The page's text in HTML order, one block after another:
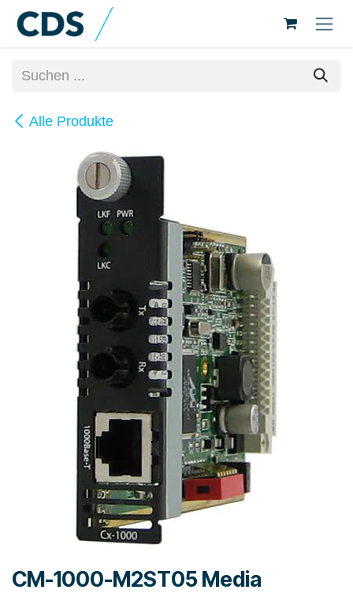
Zum Inhalt springen
Alle Produkte
CM-1000-M2ST05 Media